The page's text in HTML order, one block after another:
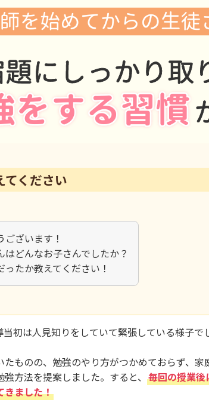
てください
ざいます！
どんなお子さんでしたか？
たか教えてください！
初は人見知りをしていて緊張している様子で
ものの、勉強のやり方がつかめておらず、
方法を提案しました。すると、 毎回の授業
きました！